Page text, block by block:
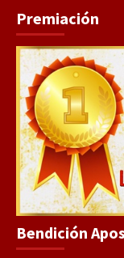
Premiación
Bendición